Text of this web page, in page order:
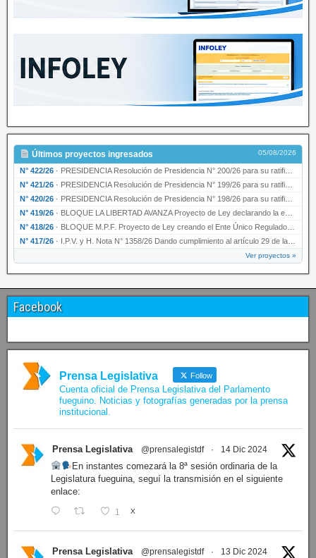
Últimos proyectos ingresados 05/08/2026
N° 422/26 · PRESIDENCIA Resolución de Presidencia N° 200/26 para su ratificación.
N° 421/26 · PRESIDENCIA Resolución de Presidencia N° 199/26 para su ratificación.
N° 420/26 · PRESIDENCIA Resolución de Presidencia N° 198/26 para su ratificación.
N° 419/26 · BLOQUE LA LIBERTAD AVANZA Proyecto de Ley declarando la esencialidad del servicio educativ…
N° 418/26 · BLOQUE M.P.F. Proyecto de Ley creando el Ente Único Regulador de servicios públicos de la …
N° 417/26 · I.P.V. y H. Nota N° 1358/26 Dando cumplimiento al artículo 29 de la Ley provincial N° 1399…
Ver proyectos »
Facebook
Prensa Legislativa Follow
Cuenta oficial de Prensa Legislativa del Parlamento
fueguino. Noticias y fotografías generadas por la prensa
institucional.
Prensa Legislativa @prensalegistdf · 14 Dic 2024
En instantes comezará la 8ª sesión ordinaria de la
Legislatura fueguina, seguí la transmisión en el siguiente
enlace:
1 X
Prensa Legislativa @prensalegistdf · 13 Dic 2024